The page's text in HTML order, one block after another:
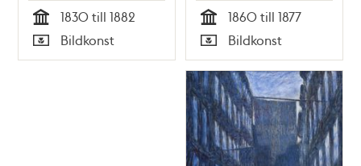
Tid
1830 till 1882
Typ
Bildkonst Tid
1860 till 1877
Typ
Bildkonst